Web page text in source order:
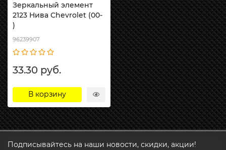
Зеркальный элемент
2123 Нива Chevrolet (00-
)
96239907
33.30 руб.
В корзину
Подписывайтесь на наши новости, скидки, акции!